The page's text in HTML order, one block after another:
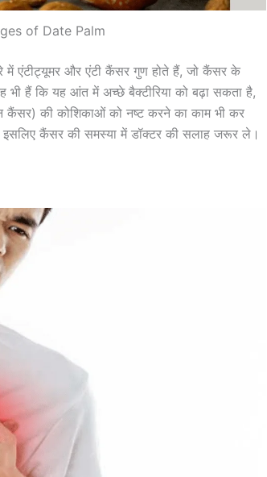
of Date Palm
में एंटीट्यूमर और एंटी कैंसर गुण होते हैं, जो कैंसर के
हैं कि यह आंत में अच्छे बैक्टीरिया को बढ़ा सकता है,
की कोशिकाओं को नष्ट करने का काम भी कर
कैंसर की समस्या में डॉक्टर की सलाह जरूर ले।